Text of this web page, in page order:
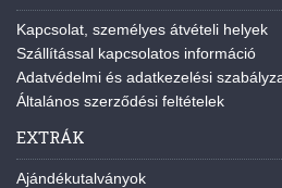
Kapcsolat, személyes átvételi helyek
Szállítással kapcsolatos információ
Adatvédelmi és adatkezelési
Általános szerződési feltételek
EXTRÁK
Ajándékutalványok